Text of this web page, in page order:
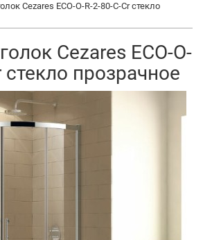
Cezares ECO-O-R-2-80-C-Cr стекло
Cezares ECO-O-
стекло прозрачное